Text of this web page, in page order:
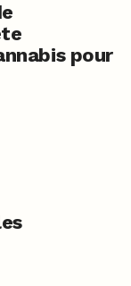
pour